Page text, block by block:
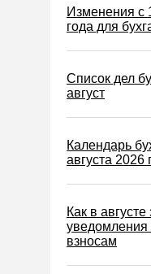
Водный
Налог на
Акцизы
Возврат и
Налоговые
Изменения с
года для
Список дел
август
Календарь
августа 2026
Как в
уведомления
взносам